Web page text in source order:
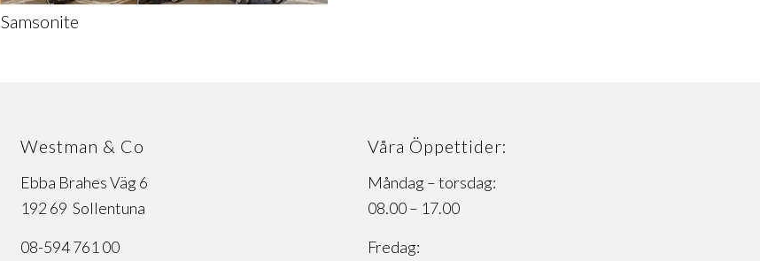
Samsonite
Westman & Co
Ebba Brahes Väg 6
192 69 Sollentuna
08-594 761 00
Våra Öppettider:
Måndag – torsdag:
08.00 – 17.00
Fredag: